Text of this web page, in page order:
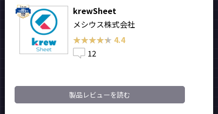
krewSheet
メシウス株式会社
★★★★★
★★★★★ 4.4
12
製品レビューを読む